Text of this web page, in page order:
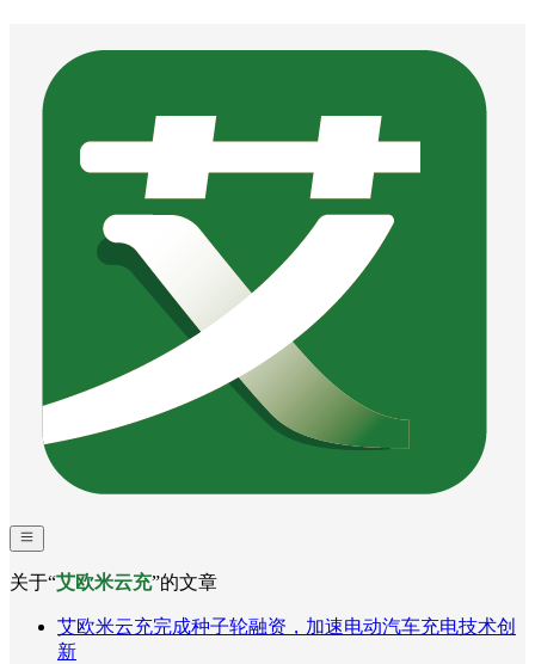
关于“艾欧米云充”的文章
艾欧米云充完成种子轮融资，加速电动汽车充电技术创
新